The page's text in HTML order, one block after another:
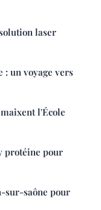
laser
: un voyage vers
l'École
protéine pour
sur-saône pour